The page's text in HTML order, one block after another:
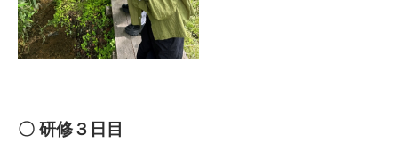
〇 研修３日目